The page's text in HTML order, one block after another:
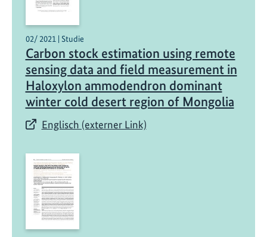
02/ 2021 | Studie
Carbon stock estimation using remote
sensing data and field measurement in
Haloxylon ammodendron dominant
winter cold desert region of Mongolia
Englisch (externer Link)